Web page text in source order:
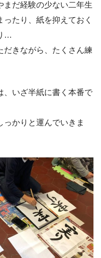
まだ経験の少ない二年生
たり、紙を抑えておく
…
だきながら、たくさん練
、いざ半紙に書く本番で
かりと運んでいきま